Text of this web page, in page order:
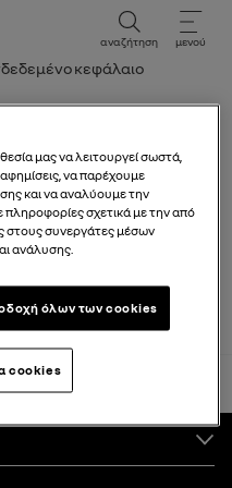
αναζήτηση μενού
κεφάλαιο
Απενεργοποίηση,
αερόσακου
μας να λειτουργεί σωστά,
να παρέχουμε
και να αναλύουμε την
πληροφορίες σχετικά με την από
στους συνεργάτες μέσων
ανάλυσης.
όλων των cookies
cookies